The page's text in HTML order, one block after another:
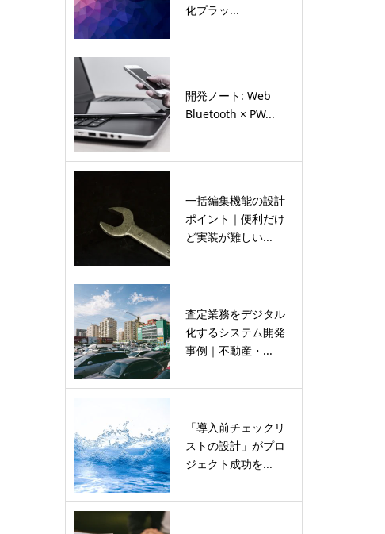
化プラッ...
開発ノート: Web
Bluetooth × PW...
一括編集機能の設計
ポイント｜便利だけ
ど実装が難しい...
査定業務をデジタル
化するシステム開発
事例｜不動産・...
「導入前チェックリ
ストの設計」がプロ
ジェクト成功を...